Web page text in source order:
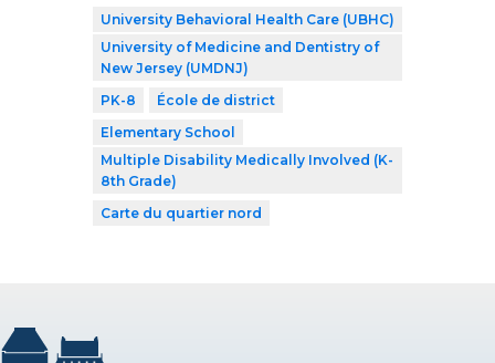
University Behavioral Health Care (UBHC)
University of Medicine and Dentistry of
New Jersey (UMDNJ)
PK-8
École de district
Elementary School
Multiple Disability Medically Involved (K-
8th Grade)
Carte du quartier nord